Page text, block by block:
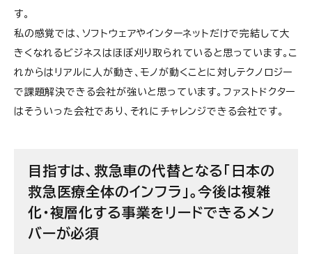
す。
私の感覚では、ソフトウェアやインターネットだけで完結して大
きくなれるビジネスはほぼ刈り取られていると思っています。こ
れからはリアルに人が動き、モノが動くことに対しテクノロジー
で課題解決できる会社が強いと思っています。ファストドクター
はそういった会社であり、それにチャレンジできる会社です。
目指すは、救急車の代替となる「日本の
救急医療全体のインフラ」。今後は複雑
化・複層化する事業をリードできるメン
バーが必須